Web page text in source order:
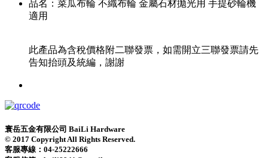
品名：菜瓜布輪 不織布輪 金屬石材拋光用 手提砂輪機
適用
此產品為含稅價格附二聯發票，如需開立三聯發票請先
告知抬頭及統編，謝謝
寰岳五金有限公司 BaiLi Hardware
© 2017 Copyright All Rights Reserved.
客服專線：04-25222666